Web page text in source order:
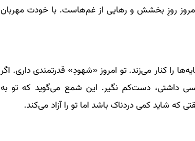
روزِ بخشش و رهایی از غم‌هاست. با خودت مهربان
را کنار می‌زند. تو امروز «شهودِ» قدرتمندی داری. اگر
داشتی، دست‌کم نگیر. این شمع می‌گوید که تو به
شاید کمی دردناک باشد اما تو را آزاد می‌کند.